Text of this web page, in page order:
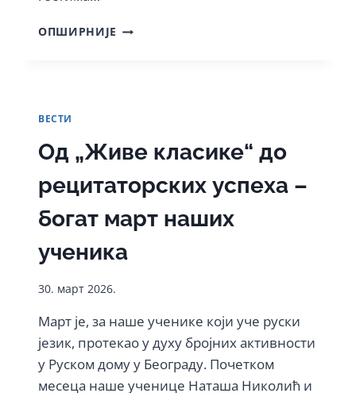
ОПШИРНИЈЕ ОД
И
КУЛТУРЕ
ВЕСТИ
Од „Живе класике“ до
рецитаторских успеха –
богат март наших
ученика
30. март 2026.
Март је, за наше ученике који уче руски
језик, протекао у духу бројних активности
у Руском дому у Београду. Почетком
месеца наше ученице Наташа Николић и